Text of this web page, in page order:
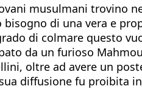
musulmani trovino
di una vera e
di colmare questo
da un furioso
oltre ad avere un
diffusione fu proibita